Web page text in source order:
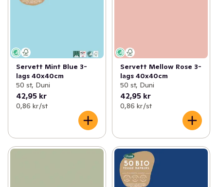
Servett Mint Blue 3-
lags 40x40cm
50 st, Duni
42,95 kr
0,86 kr /st
Servett Mellow Rose 3-
lags 40x40cm
50 st, Duni
42,95 kr
0,86 kr /st